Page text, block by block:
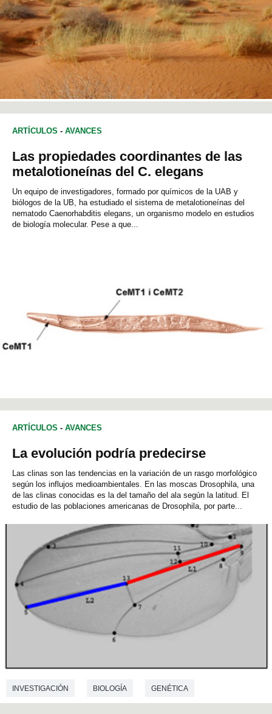
ARTÍCULOS - AVANCES
Las propiedades coordinantes de las
metalotioneínas del C. elegans
Un equipo de investigadores, formado por químicos de la UAB y
biólogos de la UB, ha estudiado el sistema de metalotioneínas del
nematodo Caenorhabditis elegans, un organismo modelo en estudios
de biología molecular. Pese a que...
ARTÍCULOS - AVANCES
La evolución podría predecirse
Las clinas son las tendencias en la variación de un rasgo morfológico
según los influjos medioambientales. En las moscas Drosophila, una
de las clinas conocidas es la del tamaño del ala según la latitud. El
estudio de las poblaciones americanas de Drosophila, por parte...
INVESTIGACIÓN BIOLOGÍA GENÉTICA